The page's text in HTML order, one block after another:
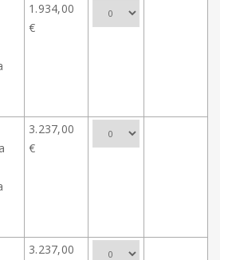
1.934,00
€
3.237,00
€
3.237,00